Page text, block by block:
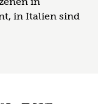
in Italien sind